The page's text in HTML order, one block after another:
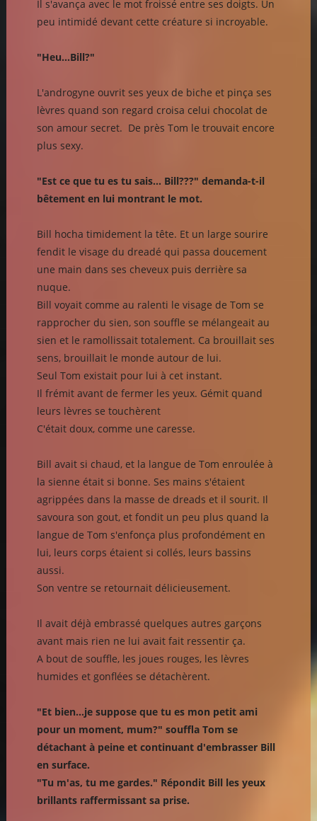
Il s'avança avec le mot froissé entre ses doigts. Un
peu intimidé devant cette créature si incroyable.
"Heu...Bill?"
L'androgyne ouvrit ses yeux de biche et pinça ses
lèvres quand son regard croisa celui chocolat de
son amour secret. De près Tom le trouvait encore
plus sexy.
"Est ce que tu es tu sais... Bill???" demanda-t-il
bêtement en lui montrant le mot.
Bill hocha timidement la tête. Et un large sourire
fendit le visage du dreadé qui passa doucement
une main dans ses cheveux puis derrière sa
nuque.
Bill voyait comme au ralenti le visage de Tom se
rapprocher du sien, son souffle se mélangeait au
sien et le ramollissait totalement. Ca brouillait ses
sens, brouillait le monde autour de lui.
Seul Tom existait pour lui à cet instant.
Il frémit avant de fermer les yeux. Gémit quand
leurs lèvres se touchèrent
C'était doux, comme une caresse.
Bill avait si chaud, et la langue de Tom enroulée à
la sienne était si bonne. Ses mains s'étaient
agrippées dans la masse de dreads et il sourit. Il
savoura son gout, et fondit un peu plus quand la
langue de Tom s'enfonça plus profondément en
lui, leurs corps étaient si collés, leurs bassins
aussi.
Son ventre se retournait délicieusement.
Il avait déjà embrassé quelques autres garçons
avant mais rien ne lui avait fait ressentir ça.
A bout de souffle, les joues rouges, les lèvres
humides et gonflées se détachèrent.
"Et bien...je suppose que tu es mon petit ami
pour un moment, mum?" souffla Tom se
détachant à peine et continuant d'embrasser Bill
en surface.
"Tu m'as, tu me gardes." Répondit Bill les yeux
brillants raffermissant sa prise.